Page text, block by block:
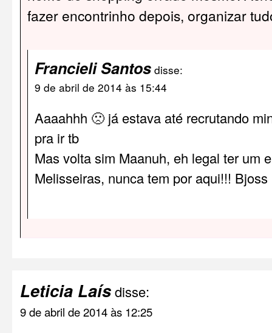
fazer encontrinho depois, organizar
Francieli Santos disse:
9 de abril de 2014 às 15:44
Aaaahhh 🙁 já estava até recrutando
pra ir tb
Mas volta sim Maanuh, eh legal ter um
Melisseiras, nunca tem por aqui!!! Bjoss
Leticia Laísdisse:
9 de abril de 2014 às 12:25